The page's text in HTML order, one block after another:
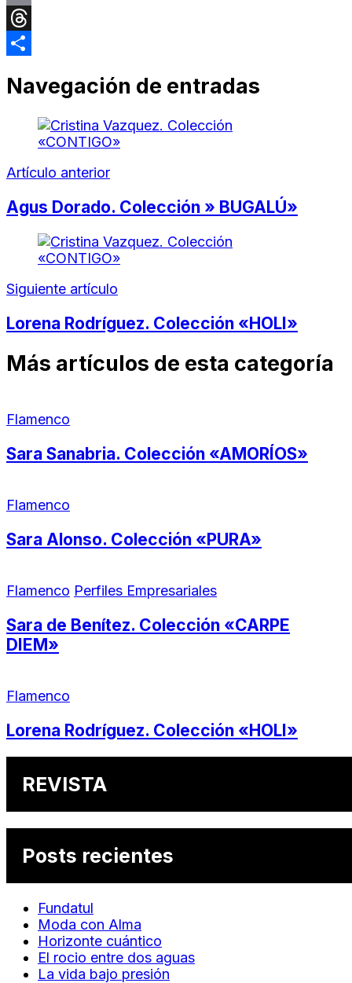
Email
Threads
Navegación de entradas
Artículo anterior
Agus Dorado. Colección » BUGALÚ»
Siguiente artículo
Lorena Rodríguez. Colección «HOLI»
Más artículos de esta categoría
Flamenco
Sara Sanabria. Colección «AMORÍOS»
Flamenco
Sara Alonso. Colección «PURA»
Flamenco Perfiles Empresariales
Sara de Benítez. Colección «CARPE
DIEM»
Flamenco
Lorena Rodríguez. Colección «HOLI»
REVISTA
Posts recientes
Fundatul
Moda con Alma
Horizonte cuántico
El rocio entre dos aguas
La vida bajo presión